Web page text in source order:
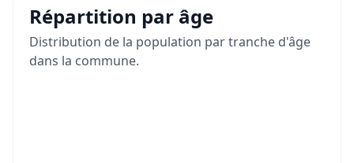
Répartition par âge
Distribution de la population par tranche d'âge
dans la commune.